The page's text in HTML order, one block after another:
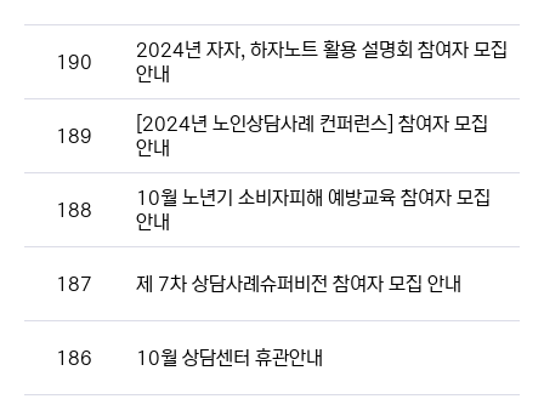
190
2024년 자자, 하자노트 활용 설명회 참여자 모집
안내
189
[2024년 노인상담사례 컨퍼런스] 참여자 모집
안내
188
10월 노년기 소비자피해 예방교육 참여자 모집
안내
187 제 7차 상담사례슈퍼비전 참여자 모집 안내
186 10월 상담센터 휴관안내